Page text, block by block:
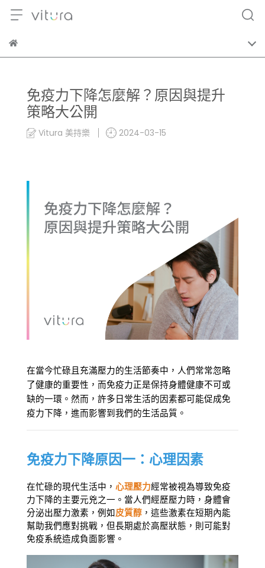
免疫力下降怎麼解？原因與提升
策略大公開
Vitura 美持樂 2024-03-15
在當今忙碌且充滿壓力的生活節奏中，人們常常忽略
了健康的重要性，而免疫力正是保持身體健康不可或
缺的一環。然而，許多日常生活的因素都可能促成免
疫力下降，進而影響到我們的生活品質。
免疫力下降原因一：心理因素
在忙碌的現代生活中， 心理壓力經常被視為導致免疫
力下降的主要元兇之一。當人們經歷壓力時，身體會
分泌出壓力激素，例如皮質醇 ，這些激素在短期內能
幫助我們應對挑戰，但長期處於高壓狀態，則可能對
免疫系統造成負面影響。